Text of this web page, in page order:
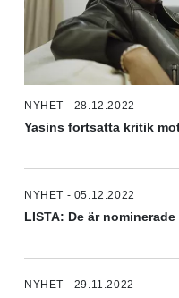
NYHET - 28.12.2022
Yasins fortsatta kritik
NYHET - 05.12.2022
LISTA: De är
NYHET - 29.11.2022